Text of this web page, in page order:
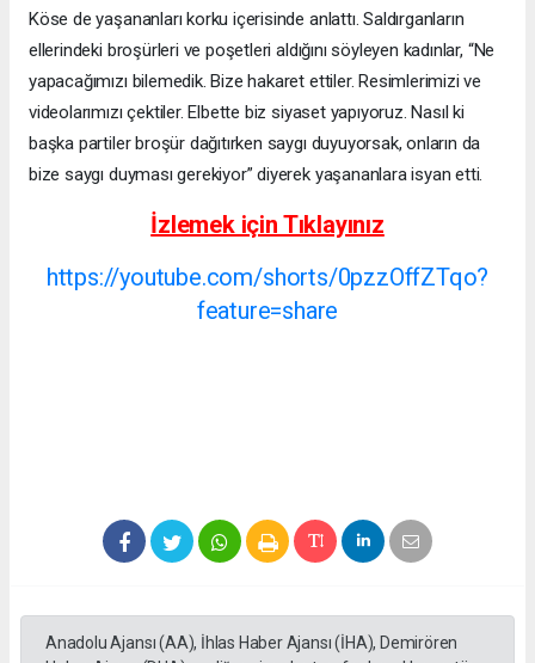
Köse de yaşananları korku içerisinde anlattı. Saldırganların
ellerindeki broşürleri ve poşetleri aldığını söyleyen kadınlar, “Ne
yapacağımızı bilemedik. Bize hakaret ettiler. Resimlerimizi ve
videolarımızı çektiler. Elbette biz siyaset yapıyoruz. Nasıl ki
başka partiler broşür dağıtırken saygı duyuyorsak, onların da
bize saygı duyması gerekiyor” diyerek yaşananlara isyan etti.
İzlemek için Tıklayınız
https://youtube.com/shorts/0pzzOffZTqo?
feature=share
Anadolu Ajansı (AA), İhlas Haber Ajansı (İHA), Demirören